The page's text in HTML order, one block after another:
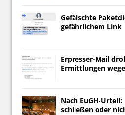
Gefälschte
gefährlichem Link
Erpresser-Mail
Ermittlungen
Nach EuGH-Urteil:
schließen oder